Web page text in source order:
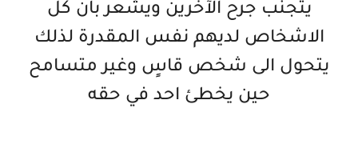
يتجنب جرح الآخرين ويشعر بان كل
الاشخاص لديهم نفس المقدرة لذلك
يتحول الى شخص قاسٍ وغير متسامح
حين يخطئ احد في حقه